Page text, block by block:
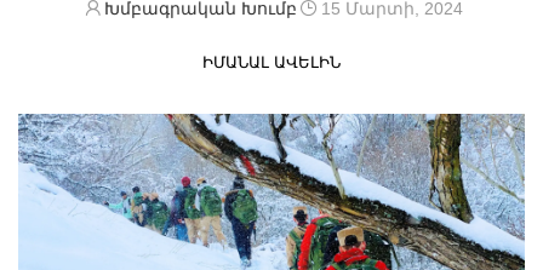
Խմբագրական Խումբ 15 Մարտի, 2024
ԻՄԱՆԱԼ ԱՎԵԼԻՆ